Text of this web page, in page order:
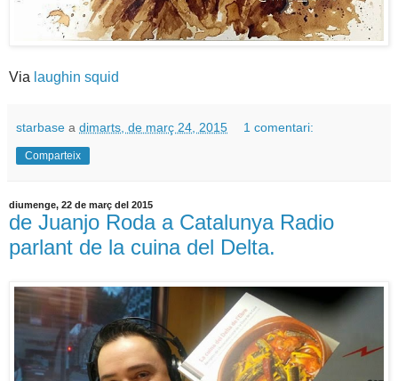
Via laughin squid
starbase a dimarts, de març 24, 2015 1 comentari:
Comparteix
diumenge, 22 de març del 2015
de Juanjo Roda a Catalunya Radio
parlant de la cuina del Delta.